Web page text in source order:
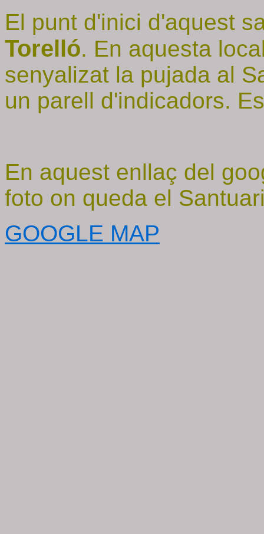
El punt d'inici d'aquest
Torelló. En aquesta
senyalizat la pujada al
un parell d'indicadors.
En aquest enllaç del
foto on queda el
GOOGLE MAP